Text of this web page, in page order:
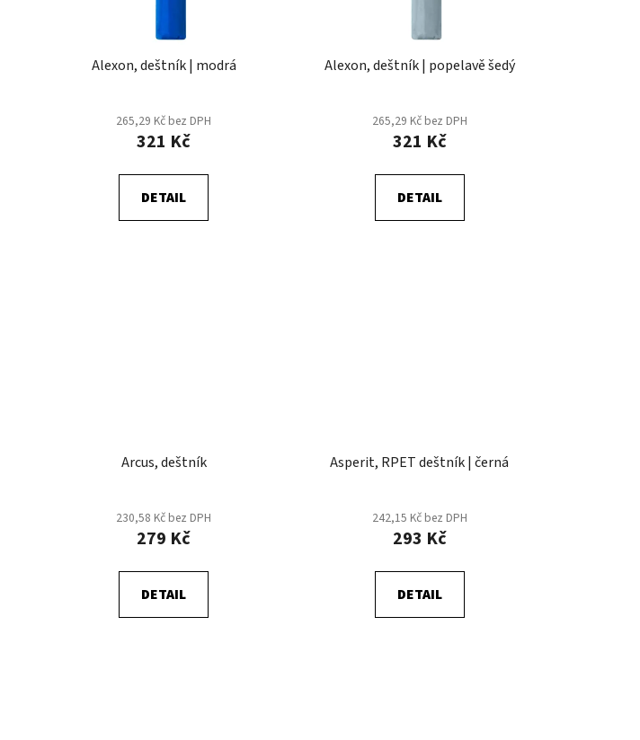
Alexon, deštník | modrá
265,29 Kč bez DPH
321 Kč
DETAIL
Alexon, deštník | popelavě šedý
265,29 Kč bez DPH
321 Kč
DETAIL
Arcus, deštník
230,58 Kč bez DPH
279 Kč
DETAIL
Asperit, RPET deštník | černá
242,15 Kč bez DPH
293 Kč
DETAIL